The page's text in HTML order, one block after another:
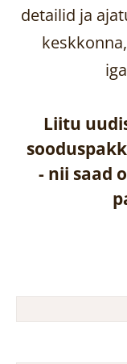
detailid ja
Liitu
- nii saad